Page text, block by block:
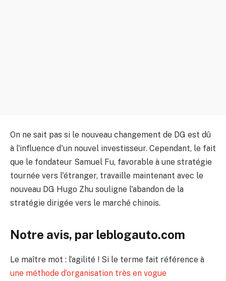
On ne sait pas si le nouveau changement de DG est dû
à l'influence d'un nouvel investisseur. Cependant, le fait
que le fondateur Samuel Fu, favorable à une stratégie
tournée vers l'étranger, travaille maintenant avec le
nouveau DG Hugo Zhu souligne l'abandon de la
stratégie dirigée vers le marché chinois.
Notre avis, par leblogauto.com
Le maître mot : l’agilité ! Si le terme fait référence à
une méthode d’organisation très en vogue